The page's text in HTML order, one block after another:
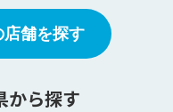
舗を探す
から探す